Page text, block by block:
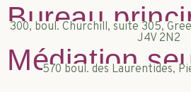
Bureau
300, boul. Churchill, suite 305,
J4V 2N2
Médiation
570 boul. des Laurentides,